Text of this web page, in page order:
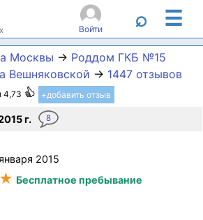
Войти ⌕ ☰
Москвы → Роддом ГКБ №15
Вешняковской → 1447 отзывов
4,73 +добавить отзыв
г. 8
2015
Бесплатное пребывание